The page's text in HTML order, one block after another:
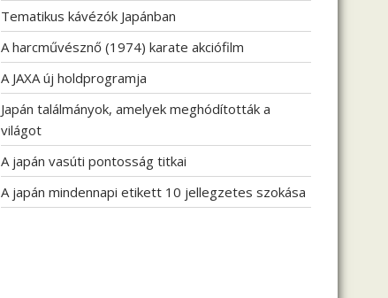
Tematikus kávézók Japánban
A harcművésznő (1974) karate akciófilm
A JAXA új holdprogramja
Japán találmányok, amelyek meghódították a
világot
A japán vasúti pontosság titkai
A japán mindennapi etikett 10 jellegzetes szokása